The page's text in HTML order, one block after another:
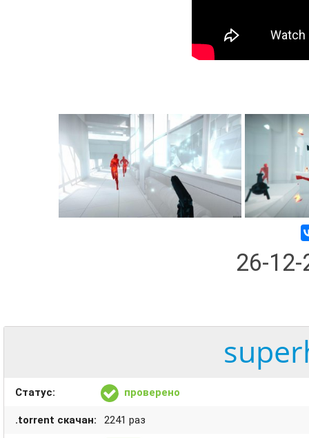
26-
Статус: проверено
.torrent скачан: 2241 раз